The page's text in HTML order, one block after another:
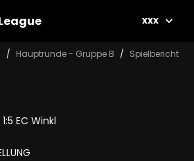
xxx
Hauptrunde - Gruppe B Spielbericht
EC Winkl